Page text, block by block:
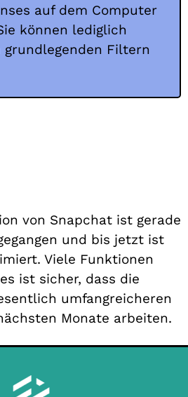
auf dem Computer
können lediglich
grundlegenden Filtern
von Snapchat ist gerade
und bis jetzt ist
Viele Funktionen
ist sicher, dass die
umfangreicheren
Monate arbeiten.